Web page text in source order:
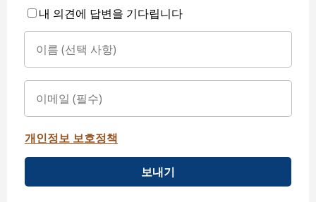
내 의견에 답변을 기다립니다
개인정보 보호정책
보내기